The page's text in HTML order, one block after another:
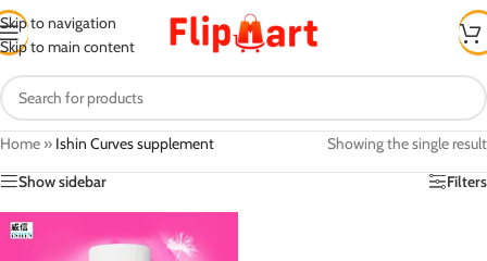
Skip to navigation
Skip to main content
Home » Ishin Curves supplement
Showing the single result
Show sidebar
Filters